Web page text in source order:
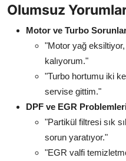
Olumsuz
Motor ve Turbo
"Motor yağ
kalıyorum."
"Turbo hortumu iki
servise gittim."
DPF ve EGR
"Partikül filtresi sık
sorun yaratıyor."
"EGR valfi